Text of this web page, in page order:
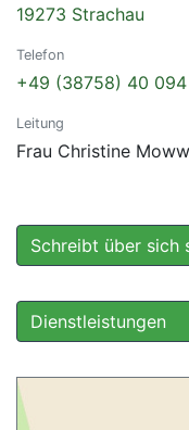
19273 Strachau
Telefon
+49 (38758) 40 094
Leitung
Frau Christine
Schreibt über sich
Dienstleistungen